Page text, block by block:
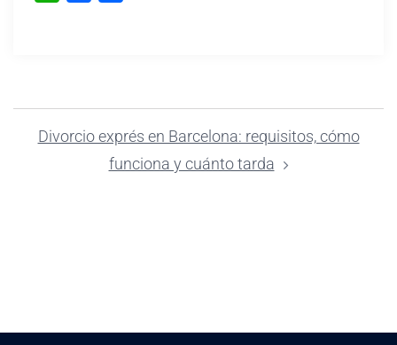
Divorcio exprés en Barcelona: requisitos, cómo
funciona y cuánto tarda